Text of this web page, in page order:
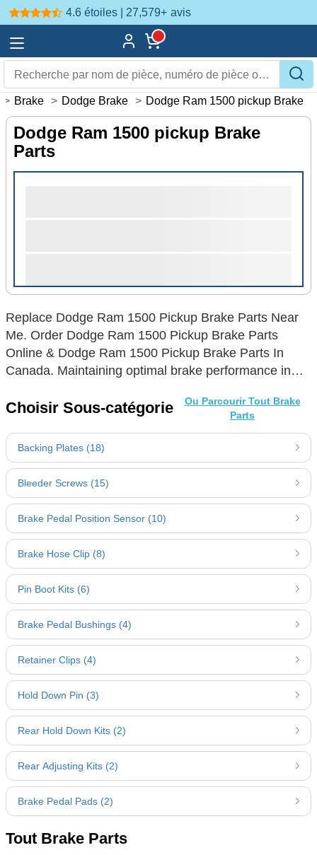
4.6 étoiles | 27,579+ avis
> Brake > Dodge Brake > Dodge Ram 1500 pickup Brake
Dodge Ram 1500 pickup Brake
Parts
Replace Dodge Ram 1500 Pickup Brake Parts Near
Me. Order Dodge Ram 1500 Pickup Brake Parts
Online & Dodge Ram 1500 Pickup Brake Parts In
Canada. Maintaining optimal brake performance in
inspection and prompt replacement of worn
components. Detect the need for new brakes by
heeding warning signs such as unusual noises,
reduced stopping power, or a spongy brake pedal.
Extend the lifespan of your brakes with high-quality
parts and by avoiding aggressive driving habits. When
choosing brake parts, consider the varied offerings
like ceramic pads for quieter operation or performance
rotors for enhanced heat dissipation. Always opt for
durable materials and, for DIY enthusiasts, ensure
you're equipped with the right tools and follow
manufacturer guidelines for installation to ensure
safety and longevity. Shop with us for a premium
selection of Dodge Ram 1500 brake parts tailored to
your vehicle's specifications for a seamless upgrade.
Choisir Sous-catégorie
Ou Parcourir Tout Brake
Parts
Backing Plates (18)
Bleeder Screws (15)
Brake Pedal Position Sensor (10)
Brake Hose Clip (8)
Pin Boot Kits (6)
Brake Pedal Bushings (4)
Retainer Clips (4)
Hold Down Pin (3)
Rear Hold Down Kits (2)
Rear Adjusting Kits (2)
Brake Pedal Pads (2)
Tout Brake Parts